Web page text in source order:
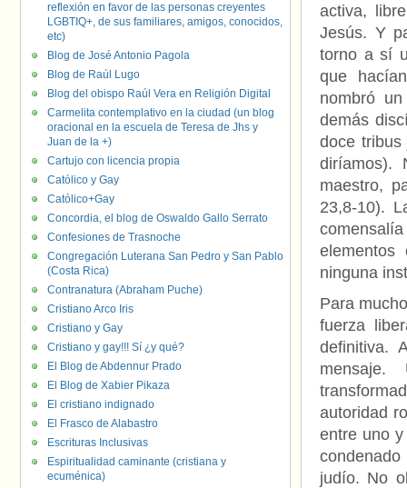
activa,
Jesús. Y
torno a sí
que
nombró
demás
doce tribus
diríamos).
maestro,
23,8-10).
ninguna
Para
fuerza
definitiva.
mensaje.
autoridad
entre uno
judío. No
reflexión en favor de las personas creyentes
LGBTIQ+, de sus familiares, amigos, conocidos,
etc)
Blog de José Antonio Pagola
Blog de Raúl Lugo
Blog del obispo Raúl Vera en Religión Digital
Carmelita contemplativo en la ciudad (un blog
oracional en la escuela de Teresa de Jhs y
Juan de la +)
Cartujo con licencia propia
Católico y Gay
Católico+Gay
Concordia, el blog de Oswaldo Gallo Serrato
Confesiones de Trasnoche
Congregación Luterana San Pedro y San Pablo
(Costa Rica)
Contranatura (Abraham Puche)
Cristiano Arco Iris
Cristiano y Gay
Cristiano y gay!!! Sí ¿y qué?
El Blog de Abdennur Prado
El Blog de Xabier Pikaza
El cristiano indignado
El Frasco de Alabastro
Escrituras Inclusivas
Espiritualidad caminante (cristiana y
ecuménica)